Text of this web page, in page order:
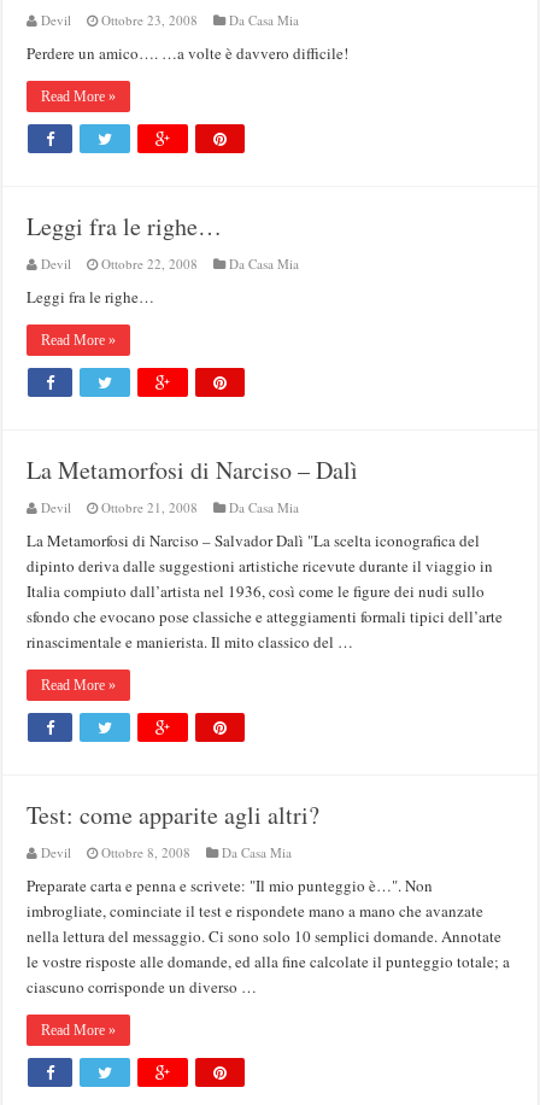
Devil Ottobre 23, 2008 Da Casa Mia
Perdere un amico…. …a volte è davvero difficile!
Read More »
Leggi fra le righe…
Devil Ottobre 22, 2008 Da Casa Mia
Leggi fra le righe…
Read More »
La Metamorfosi di Narciso – Dalì
Devil Ottobre 21, 2008 Da Casa Mia
La Metamorfosi di Narciso – Salvador Dalì "La scelta iconografica del
dipinto deriva dalle suggestioni artistiche ricevute durante il viaggio in
Italia compiuto dall’artista nel 1936, così come le figure dei nudi sullo
sfondo che evocano pose classiche e atteggiamenti formali tipici dell’arte
rinascimentale e manierista. Il mito classico del …
Read More »
Test: come apparite agli altri?
Devil Ottobre 8, 2008 Da Casa Mia
Preparate carta e penna e scrivete: "Il mio punteggio è…". Non
imbrogliate, cominciate il test e rispondete mano a mano che avanzate
nella lettura del messaggio. Ci sono solo 10 semplici domande. Annotate
le vostre risposte alle domande, ed alla fine calcolate il punteggio totale; a
ciascuno corrisponde un diverso …
Read More »